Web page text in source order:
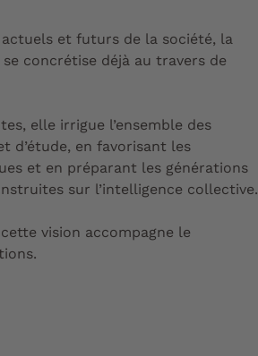
et futurs de la société, la
concrétise déjà au travers de
elle irrigue l’ensemble des
d’étude, en favorisant les
et en préparant les générations
sur l’intelligence collective.
vision accompagne le